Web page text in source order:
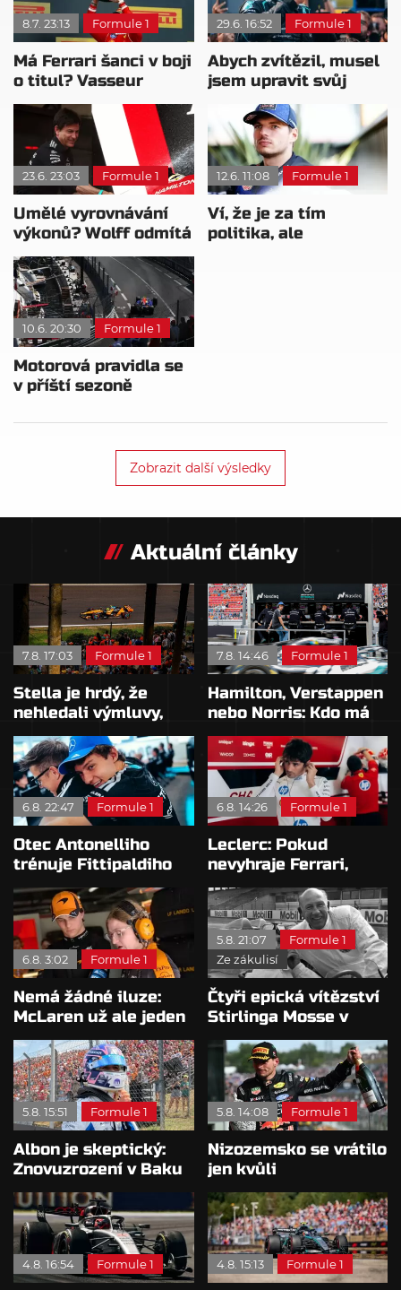
8.7. 23:13 Formule 1
Má Ferrari šanci v boji
o titul? Vasseur
nesouhlasí
29.6. 16:52 Formule 1
Abych zvítězil, musel
jsem upravit svůj
jízdní styl, tvrdí
Russell
23.6. 23:03 Formule 1
Umělé vyrovnávání
výkonů? Wolff odmítá
politický chaos v F1
12.6. 11:08 Formule 1
Ví, že je za tím
politika, ale
10.6. 20:30 Formule 1
Motorová pravidla se
v příští sezoně
Zobrazit další výsledky
Aktuální články
7.8. 17:03 Formule 1
Stella je hrdý, že
nehledali výmluvy,
proč nedokážou
bojovat o titul
7.8. 14:46 Formule 1
Hamilton, Verstappen
nebo Norris: Kdo má
nejvyšší plat?
6.8. 22:47 Formule 1
Otec Antonelliho
trénuje Fittipaldiho
syna: Brazilec
vychvaluje lídra
6.8. 14:26 Formule 1
Leclerc: Pokud
nevyhraje Ferrari,
přeji titul
Antonellimu
6.8. 3:02 Formule 1
Nemá žádné iluze:
McLaren už ale jeden
návrat ze dna dokázal
5.8. 21:07
Formule 1
Ze zákulisí
Čtyři epická vítězství
Stirlinga Mosse v
motorsportu
5.8. 15:51 Formule 1
Albon je skeptický:
Znovuzrození v Baku
nepovažuje za reálne
5.8. 14:08 Formule 1
Nizozemsko se vrátilo
jen kvůli
Verstappenovi, říká
Ecclestone
4.8. 16:54 Formule 1 4.8. 15:13 Formule 1